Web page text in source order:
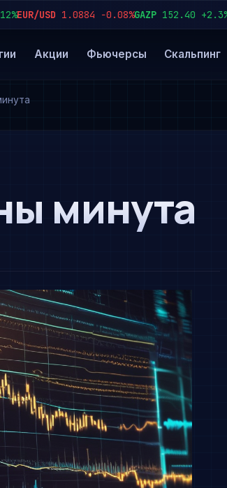
USD 1.0884 −0.08%GAZP 152.40 +2.3% SBER
Акции Фьючерсы Скальпинг
минута